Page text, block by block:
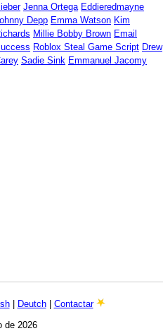
Jenna Ortega Eddieredmayne
Depp Emma Watson Kim
Millie Bobby Brown Email
Roblox Steal Game Script Drew
Sadie Sink Emmanuel Jacomy
| Deutch| Contactar
de 2026